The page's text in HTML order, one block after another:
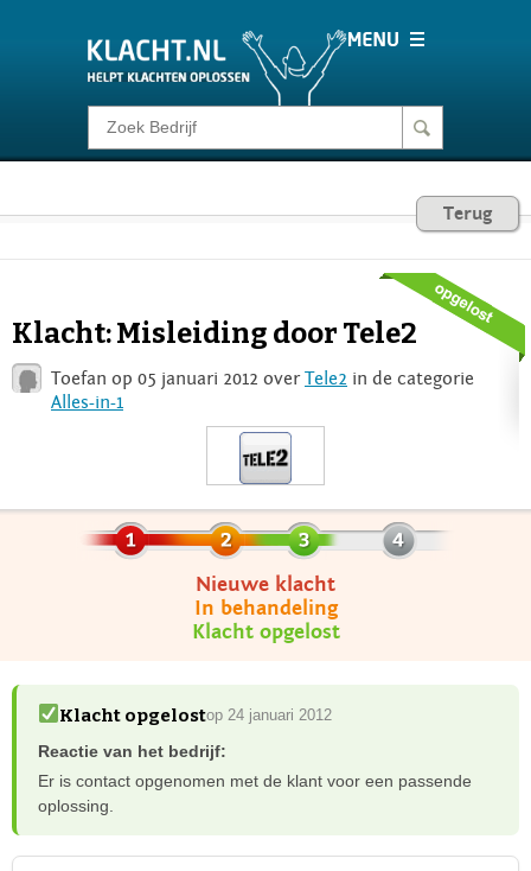
Klacht melden
Consumentenrecht Terug
Klacht: Misleiding door Tele2
Toefan op 05 januari 2012 overTele2 in de categorie
Alles-in-1
Nieuwe klacht
In behandeling
Klacht opgelost
Klacht opgelostop 24 januari 2012
Reactie van het bedrijf:
Er is contact opgenomen met de klant voor een passende
oplossing.